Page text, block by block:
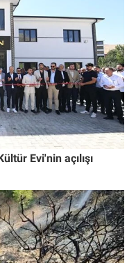
Evi'nin açılışı